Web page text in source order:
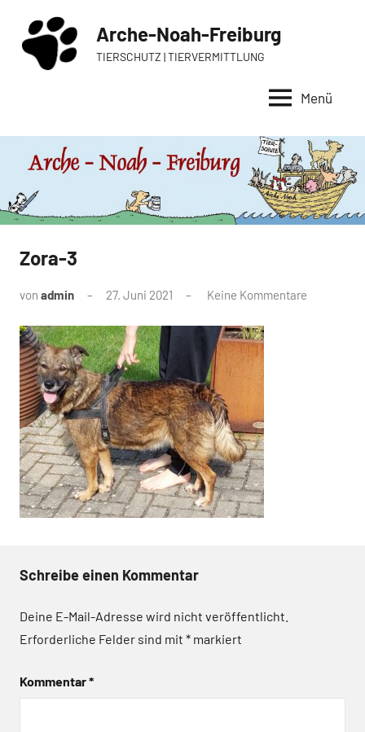
Inhalt
springen
Arche-Noah-Freiburg
TIERSCHUTZ | TIERVERMITTLUNG
Menü
Zora-3
von admin 27. Juni 2021 Keine Kommentare
Schreibe einen Kommentar
Deine E-Mail-Adresse wird nicht veröffentlicht.
Erforderliche Felder sind mit * markiert
Kommentar*